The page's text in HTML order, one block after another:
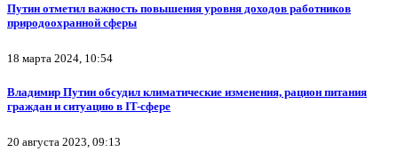
Путин отметил важность повышения уровня доходов работников
природоохранной сферы
18 марта 2024, 10:54
Владимир Путин обсудил климатические изменения, рацион питания
граждан и ситуацию в IT-сфере
20 августа 2023, 09:13